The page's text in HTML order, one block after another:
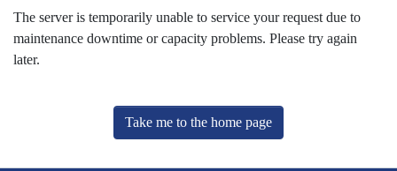
The server is temporarily unable to service your request due to
maintenance downtime or capacity problems. Please try again
later.
Take me to the home page